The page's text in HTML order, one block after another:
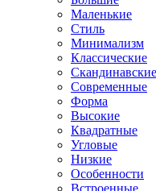
Маленькие
Стиль
Минимализм
Классические
Скандинавские
Современные
Форма
Высокие
Квадратные
Угловые
Низкие
Особенности
Встроенные